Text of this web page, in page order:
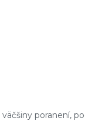
poranení,